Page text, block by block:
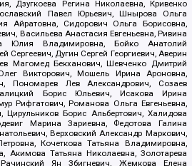
Дзугкоева Регина Николаевна, Кривенко
Павел Юрьевич, Шнырова Ольга
Айратовна, Сидорович Ольга Борисовна,
Васильева Анастасия Евгеньевна, Ривина
Юлия Владимировна, Бойко Анатолий
Сергеевич, Дугин Сергей Георгиевич, Аверин
Магомед Бекханович, Шевченко Дмитрий
Викторович, Мошель Ирина Ароновна,
Пономарев Лев Александрович, Созаев
Борис Юльевич, Исакова Ирина
Рифгатович, Романова Ольга Евгеньевна,
Цирульников Борис Альбертович, Халидова
Марина Зариевна, Федотова Галина
Верховский Александр Маркович,
Кочеткова Татьяна Владимировна,
Акимова Татьяна Николаевна, Золотарева
Рачинский Ян Збигневич, Жемкова Елена